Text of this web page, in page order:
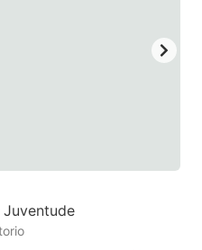
dates.
Juventude